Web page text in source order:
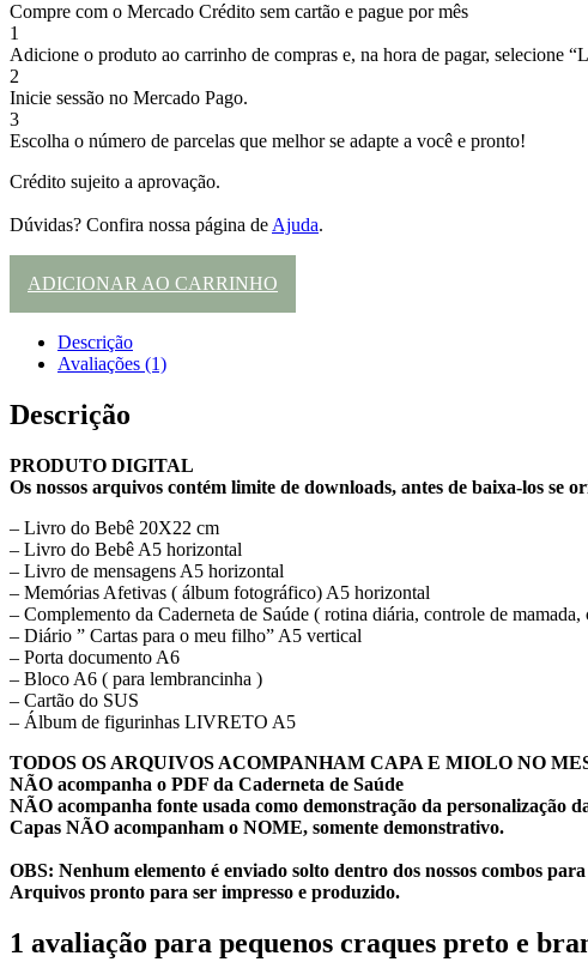
Compre com o Mercado Crédito sem cartão e pague por mês
1
Adicione o produto ao carrinho de compras e, na hora de pagar, selecione
2
Inicie sessão no Mercado Pago.
3
Escolha o número de parcelas que melhor se adapte a você e pronto!
Crédito sujeito a aprovação.
Dúvidas? Confira nossa página de Ajuda.
ADICIONAR AO CARRINHO
Descrição
Avaliações (1)
Descrição
PRODUTO DIGITAL
Os nossos arquivos contém limite de downloads, antes de baixa-los se
– Livro do Bebê 20X22 cm
– Livro do Bebê A5 horizontal
– Livro de mensagens A5 horizontal
– Memórias Afetivas ( álbum fotográfico) A5 horizontal
– Complemento da Caderneta de Saúde ( rotina diária, controle de
– Diário ” Cartas para o meu filho” A5 vertical
– Porta documento A6
– Bloco A6 ( para lembrancinha )
– Cartão do SUS
– Álbum de figurinhas LIVRETO A5
TODOS OS ARQUIVOS ACOMPANHAM CAPA E MIOLO NO
NÃO acompanha o PDF da Caderneta de Saúde
NÃO acompanha fonte usada como demonstração da personalização
Capas NÃO acompanham o NOME, somente demonstrativo.
OBS: Nenhum elemento é enviado solto dentro dos nossos combos
Arquivos pronto para ser impresso e produzido.
1 avaliação para pequenos craques preto e